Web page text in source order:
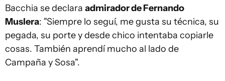
Bacchia se declara admirador de Fernando
Muslera: "Siempre lo seguí, me gusta su técnica, su
pegada, su porte y desde chico intentaba copiarle
cosas. También aprendí mucho al lado de
Campaña y Sosa".